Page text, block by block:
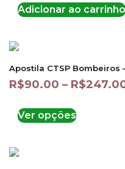
Adicionar ao carrinho
Apostila CTSP Bombeiros
R$90.00 – R$
Ver opções